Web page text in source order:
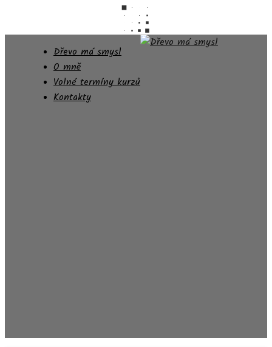
Dřevo má smysl
O mně
Volné termíny kurzů
Kontakty